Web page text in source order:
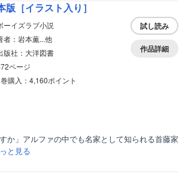
［イラスト入り］
ーイズラブ小説
者：岩本薫...他
版社：大洋図書
ページ
購入：4,160ポイント
試し読み
作品詳細
か」アルファの中でも名家として知られる首藤家
と見る